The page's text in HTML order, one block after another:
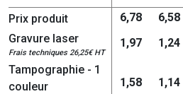
Prix produit 6,78 6,58
Gravure laser
Frais techniques 26,25€ HT
1,97 1,24
Tampographie - 1
couleur
1,58 1,14